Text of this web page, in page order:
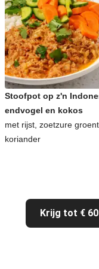
Stoofpot op z'n
endvogel en kokos
met rijst, zoetzure
koriander
Krijg tot €